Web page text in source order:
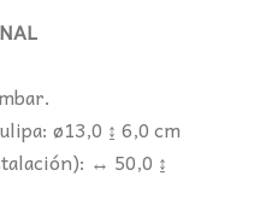
ø13,0 ↨ 6,0 cm
↔ 50,0 ↨